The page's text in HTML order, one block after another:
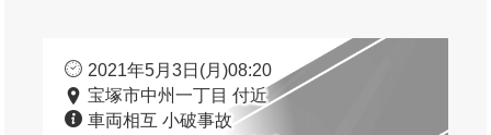
2021年5月3日(月)08:20
宝塚市中州一丁目 付近
車両相互 小破事故